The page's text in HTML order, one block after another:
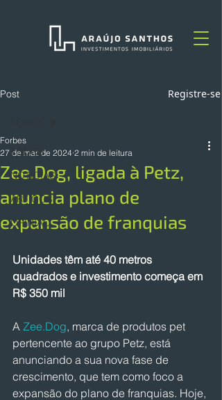
Post Registre-se
TODOS
NOTÍCIAS
ARTIGOS
OPINIÃO
Zee.Dog, ligada à Petz,
anuncia plano de
expansão de franquias
Forbes
27 de mar. de 2024 2 min de leitura
Unidades têm até 40 metros
quadrados e investimento começa em
R$ 350 mil
A Zee.Dog, marca de produtos pet
pertencente ao grupo Petz, está
anunciando a sua nova fase de
crescimento, que tem como foco a
expansão do plano de franquias. Hoje,